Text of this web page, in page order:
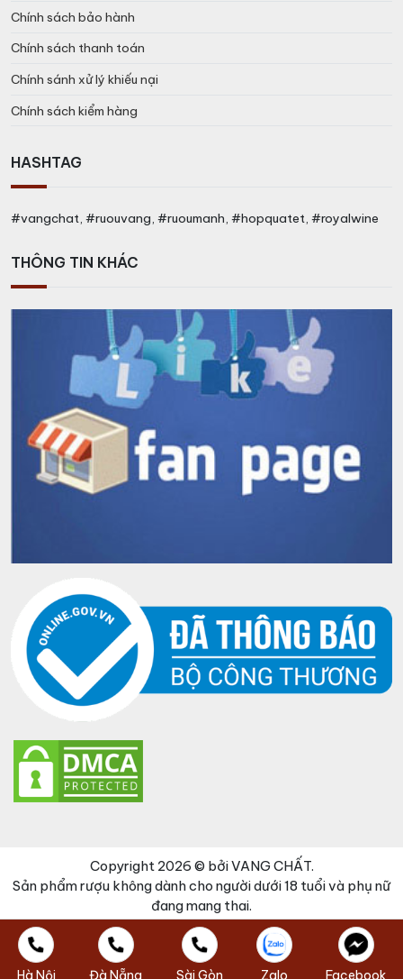
Chính sách bảo hành
Chính sách thanh toán
Chính sánh xử lý khiếu nại
Chính sách kiểm hàng
HASHTAG
#vangchat, #ruouvang, #ruoumanh, #hopquatet, #royalwine
THÔNG TIN KHÁC
Copyright 2026 © bởi VANG CHẤT.
Sản phẩm rượu không dành cho người dưới 18 tuổi và phụ nữ
đang mang thai.
Đã thêm sản phẩm vào giỏ hàng
0 items -
Thanh toán
Hà Nội
Đà Nẵng Sài Gòn Zalo Facebook